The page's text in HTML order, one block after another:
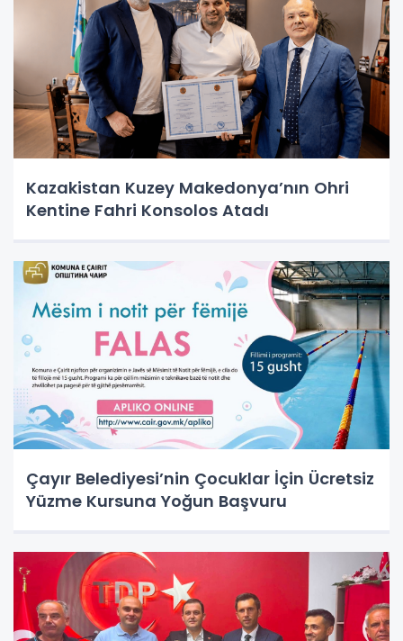
Kazakistan Kuzey Makedonya’nın Ohri
Kentine Fahri Konsolos Atadı
Çayır Belediyesi’nin Çocuklar İçin Ücretsiz
Yüzme Kursuna Yoğun Başvuru